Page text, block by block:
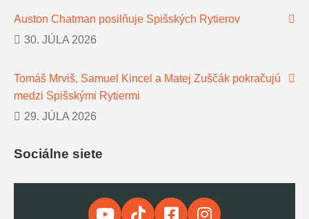
Auston Chatman posilňuje Spišských Rytierov
30. JÚLA 2026
Tomáš Mrviš, Samuel Kincel a Matej Zuščák pokračujú
medzi Spišskými Rytiermi
29. JÚLA 2026
Sociálne siete